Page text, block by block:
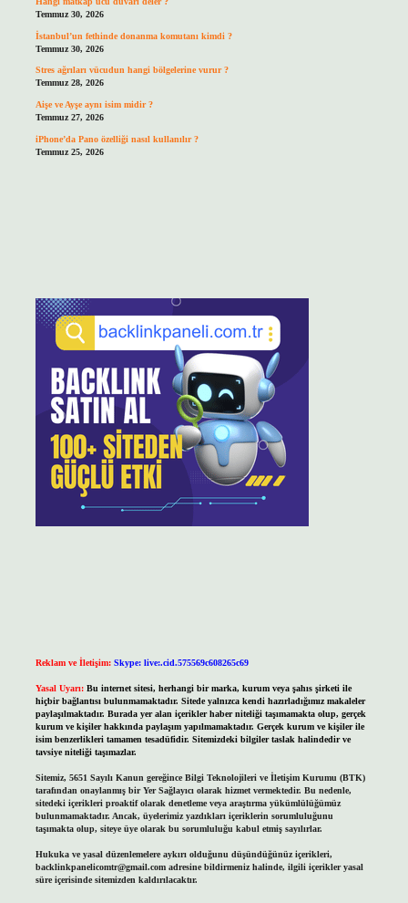
Temmuz 30, 2026
İstanbul’un fethinde donanma komutanı kimdi ?
Temmuz 30, 2026
Stres ağrıları vücudun hangi bölgelerine vurur ?
Temmuz 28, 2026
Aişe ve Ayşe aynı isim midir ?
Temmuz 27, 2026
iPhone’da Pano özelliği nasıl kullanılır ?
Temmuz 25, 2026
Reklam ve İletişim: Skype: live:.cid.575569c608265c69
Yasal Uyarı: Bu internet sitesi, herhangi bir marka, kurum veya şahıs şirketi ile
hiçbir bağlantısı bulunmamaktadır. Sitede yalnızca kendi hazırladığımız makaleler
paylaşılmaktadır. Burada yer alan içerikler haber niteliği taşımamakta olup, gerçek
kurum ve kişiler hakkında paylaşım yapılmamaktadır. Gerçek kurum ve kişiler ile
isim benzerlikleri tamamen tesadüfidir. Sitemizdeki bilgiler taslak halindedir ve
tavsiye niteliği taşımazlar.
Sitemiz, 5651 Sayılı Kanun gereğince Bilgi Teknolojileri ve İletişim Kurumu (BTK)
tarafından onaylanmış bir Yer Sağlayıcı olarak hizmet vermektedir. Bu nedenle,
sitedeki içerikleri proaktif olarak denetleme veya araştırma yükümlülüğümüz
bulunmamaktadır. Ancak, üyelerimiz yazdıkları içeriklerin sorumluluğunu
taşımakta olup, siteye üye olarak bu sorumluluğu kabul etmiş sayılırlar.
Hukuka ve yasal düzenlemelere aykırı olduğunu düşündüğünüz içerikleri,
backlinkpanelicomtr@gmail.comadresine bildirmeniz halinde, ilgili içerikler yasal
süre içerisinde sitemizden kaldırılacaktır.